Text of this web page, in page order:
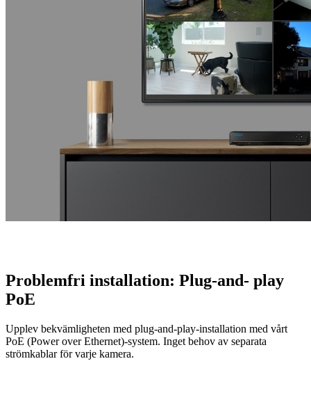
Problemfri installation: Plug-and- play
PoE
Upplev bekvämligheten med plug-and-play-installation med vårt
PoE (Power over Ethernet)-system. Inget behov av separata
strömkablar för varje kamera.